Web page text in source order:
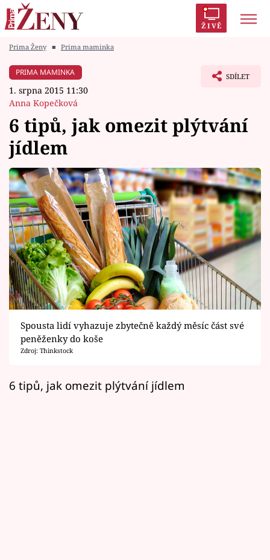
ŽIVĚ
Módní alarm
Zrádci
Témata
Celebrity
Vztahy
Seriály
Horoskopy
Sledujte prima+
Filmový festival Karlovy Vary
Mámy sobě
Prima Ženy ■ Prima maminka
PRIMA MAMINKA
1. srpna 2015 11:30
Anna Kopečková
SDÍLET
6 tipů, jak omezit plýtvání
jídlem
Spousta lidí vyhazuje zbytečně každý měsíc část své
peněženky do koše
Zdroj: Thinkstock
6 tipů, jak omezit plýtvání jídlem